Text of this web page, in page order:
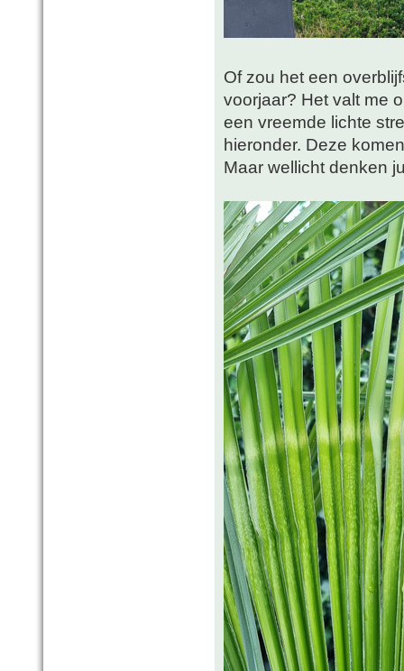
Of zou het een
voorjaar? Het valt me
een vreemde lichte
hieronder. Deze
Maar wellicht denken